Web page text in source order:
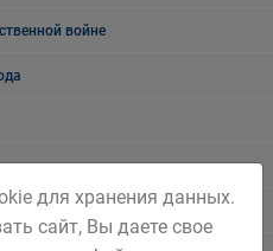
войне
для хранения данных.
сайт, Вы даете свое